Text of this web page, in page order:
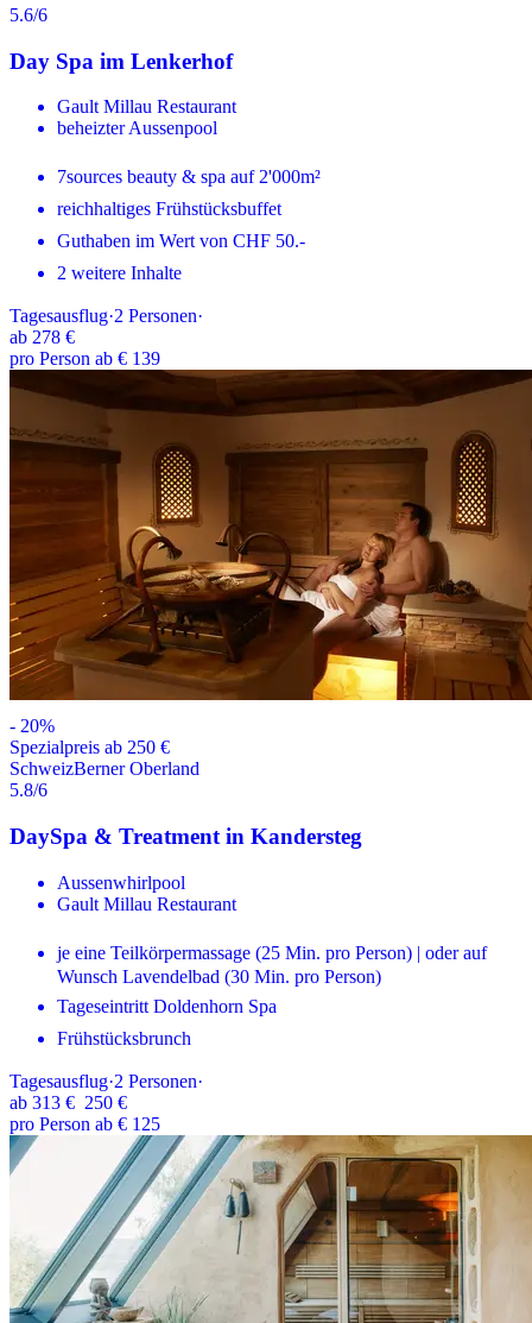
5.6/6
Day Spa im Lenkerhof
Gault Millau Restaurant
beheizter Aussenpool
7sources beauty & spa auf 2'000m²
reichhaltiges Frühstücksbuffet
Guthaben im Wert von CHF 50.-
2 weitere Inhalte
Tagesausflug·2 Personen·
ab 278 €
pro Person ab € 139
- 20%
Spezialpreis ab 250 €
SchweizBerner Oberland
5.8/6
DaySpa & Treatment in Kandersteg
Aussenwhirlpool
Gault Millau Restaurant
je eine Teilkörpermassage (25 Min. pro Person) | oder auf
Wunsch Lavendelbad (30 Min. pro Person)
Tageseintritt Doldenhorn Spa
Frühstücksbrunch
Tagesausflug·2 Personen·
ab 313 € 250 €
pro Person ab € 125